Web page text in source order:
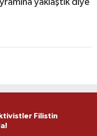
yaklaştık diye
Filistin